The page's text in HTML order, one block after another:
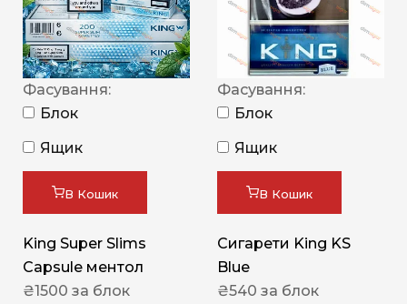
Фасування:
Блок
Ящик
В Кошик
King Super Slims
Capsule ментол
₴1500 за блок
Фасування:
Блок
Ящик
В Кошик
Сигарети King KS
Blue
₴540 за блок